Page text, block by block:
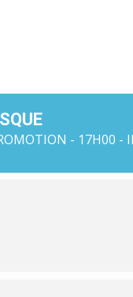
- 17H00 -